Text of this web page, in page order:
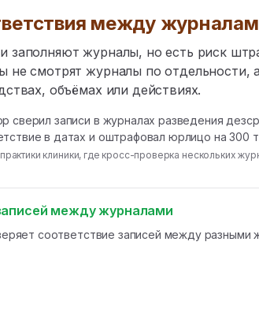
между
заполняют журналы, но есть риск
не смотрят журналы по отдельности,
объёмах или действиях.
сверил записи в журналах разведения
в датах и оштрафовал юрлицо на 300
практики клиники, где кросс-проверка нескольких
между журналами
соответствие записей между разными